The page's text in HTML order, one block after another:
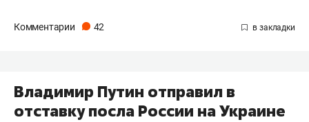
Комментарии 42
Владимир Путин отправил в
отставку посла России на Украине